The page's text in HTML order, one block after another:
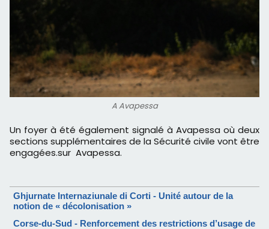
A Avapessa
Un foyer à été également signalé à Avapessa où deux
sections supplémentaires de la Sécurité civile vont être
engagées.sur Avapessa.
Ghjurnate Internaziunale di Corti - Unité autour de la
notion de « décolonisation »
Corse-du-Sud - Renforcement des restrictions d’usage de